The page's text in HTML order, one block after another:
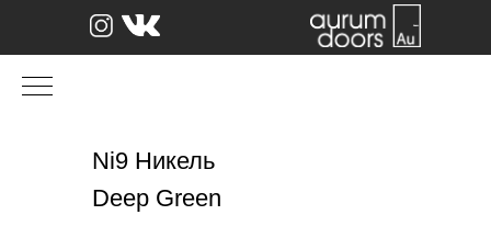
Ni9 Никель
Deep Green